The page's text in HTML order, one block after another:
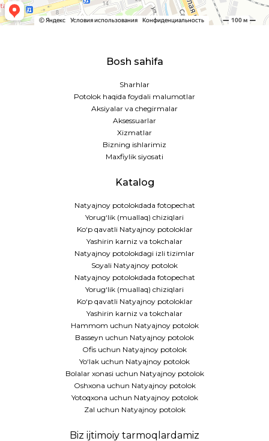
Bosh sahifa
Sharhlar
Potolok haqida foydali malumotlar
Aksiyalar va chegirmalar
Aksessuarlar
Xizmatlar
Bizning ishlarimiz
Maxfiylik siyosati
Katalog
Natyajnoy potolokdada fotopechat
Yorug‘lik (muallaq) chiziqlari
Ko‘p qavatli Natyajnoy potoloklar
Yashirin karniz va tokchalar
Natyajnoy potolokdagi izli tizimlar
Soyali Natyajnoy potolok
Natyajnoy potolokdada fotopechat
Yorug‘lik (muallaq) chiziqlari
Ko‘p qavatli Natyajnoy potoloklar
Yashirin karniz va tokchalar
Hammom uchun Natyajnoy potolok
Basseyn uchun Natyajnoy potolok
Ofis uchun Natyajnoy potolok
Yo‘lak uchun Natyajnoy potolok
Bolalar xonasi uchun Natyajnoy potolok
Oshxona uchun Natyajnoy potolok
Yotoqxona uchun Natyajnoy potolok
Zal uchun Natyajnoy potolok
Biz ijtimoiy tarmoqlardamiz